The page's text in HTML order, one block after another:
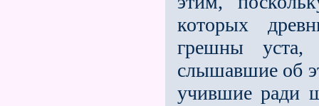
которых
грешны
слышавшие об
учившие ради